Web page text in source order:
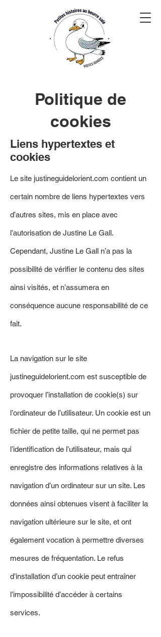
Politique de
cookies
Liens hypertextes et
cookies
Le site justineguidelorient.com contient un
certain nombre de liens hypertextes vers
d’autres sites, mis en place avec
l’autorisation de Justine Le Gall.
Cependant, Justine Le Gall n’a pas la
possibilité de vérifier le contenu des sites
ainsi visités, et n’assumera en
conséquence aucune responsabilité de ce
fait.
La navigation sur le site
justineguidelorient.com est susceptible de
provoquer l’installation de cookie(s) sur
l’ordinateur de l’utilisateur. Un cookie est un
fichier de petite taille, qui ne permet pas
l’identification de l’utilisateur, mais qui
enregistre des informations relatives à la
navigation d’un ordinateur sur un site. Les
données ainsi obtenues visent à faciliter la
navigation ultérieure sur le site, et ont
également vocation à permettre diverses
mesures de fréquentation. Le refus
d’installation d’un cookie peut entraîner
l’impossibilité d’accéder à certains
services.